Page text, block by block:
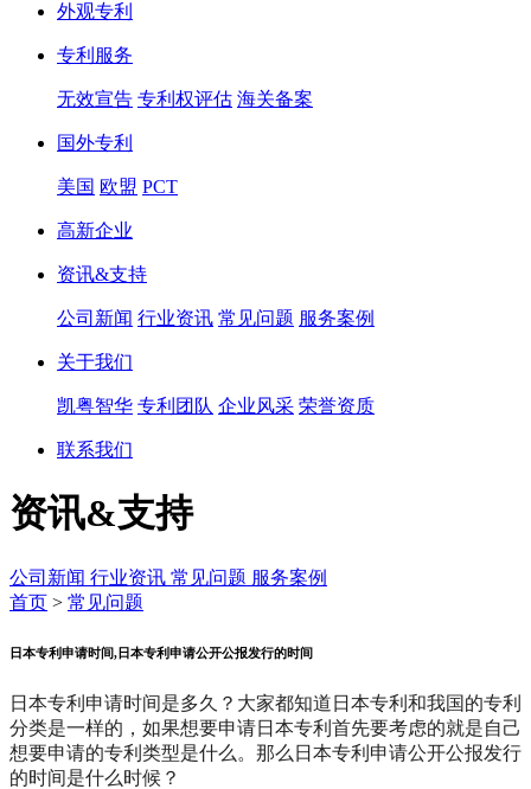
外观专利
专利服务
无效宣告 专利权评估 海关备案
国外专利
美国 欧盟 PCT
高新企业
资讯&支持
公司新闻 行业资讯 常见问题 服务案例
关于我们
凯粤智华 专利团队 企业风采 荣誉资质
联系我们
资讯&支持
公司新闻 行业资讯 常见问题 服务案例
首页 > 常见问题
日本专利申请时间,日本专利申请公开公报发行的时间
日本专利申请时间是多久？大家都知道日本专利和我国的专利
分类是一样的，如果想要申请日本专利首先要考虑的就是自己
想要申请的专利类型是什么。那么日本专利申请公开公报发行
的时间是什么时候？